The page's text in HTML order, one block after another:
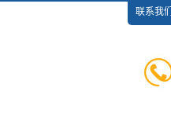
联系我们